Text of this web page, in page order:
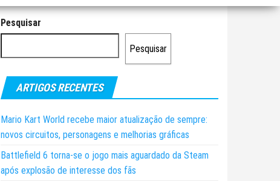
Pesquisar
Pesquisar
ARTIGOS RECENTES
Mario Kart World recebe maior atualização de sempre:
novos circuitos, personagens e melhorias gráficas
Battlefield 6 torna-se o jogo mais aguardado da Steam
após explosão de interesse dos fãs